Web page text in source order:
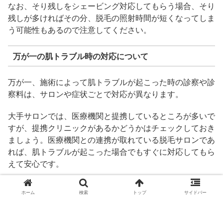
なお、そり残しをシェービング対応してもらう場合、そり
残しが多ければその分、脱毛の照射時間が短くなってしま
う可能性もあるので注意してください。
万が一の肌トラブル時の対応について
万が一、施術によって肌トラブルが起こった時の診察や診
察料は、サロンや症状ごとで対応が異なります。
大手サロンでは、医療機関と提携しているところが多いで
すが、提携クリニックがあるかどうかはチェックしておき
ましょう。医療機関との連携が取れている脱毛サロンであ
れば、肌トラブルが起こった場合でもすぐに対応してもら
えて安心です。
脱毛時の肌トラブルは頻繁に起こるものではありません
が、誰にでも起こる可能性はあります。肌トラブル時にど
ホーム 検索 トップ サイドバー